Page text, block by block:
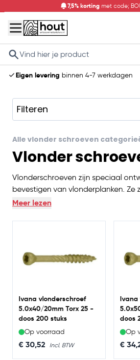
7,5% korting met code;
Search
Eigen levering binnen 4-7 werkdagen
Filteren
Skip to product list
Alle vlonder schroeven
Vlonder
Vlonderschroeven zijn speciaal
bevestigen van vlonderplanken. Ze
roestvast staal (RVS) of hebben
Meer lezen
Ivana vlonderschroef
5.0x40/20mm Torx 25 -
doos 200 stuks
Op voorraad
€ 30,52
Ivana
doos
Op
€